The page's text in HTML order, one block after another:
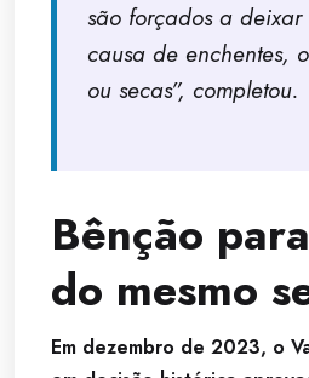
são forçados a deixar
causa de enchentes,
ou secas”, completou.
Bênção
do mesmo
Em dezembro de 2023, o